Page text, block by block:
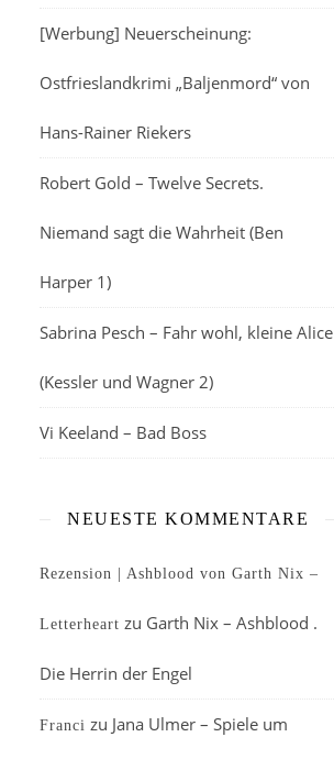
[Werbung] Neuerscheinung:
Ostfrieslandkrimi „Baljenmord“ von
Hans-Rainer Riekers
Robert Gold – Twelve Secrets.
Niemand sagt die Wahrheit (Ben
Harper 1)
Sabrina Pesch – Fahr wohl, kleine Alice
(Kessler und Wagner 2)
Vi Keeland – Bad Boss
NEUESTE KOMMENTARE
Rezension | Ashblood von Garth Nix –
Letterheart zu Garth Nix – Ashblood .
Die Herrin der Engel
Franci zu Jana Ulmer – Spiele um